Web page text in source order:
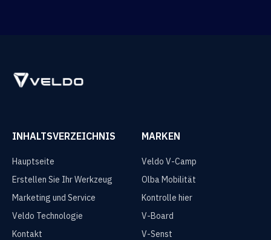
INHALTSVERZEICHNIS
Hauptseite
Erstellen Sie Ihr Werkzeug
Marketing und Service
Veldo Technologie
Kontakt
MARKEN
Veldo V-Camp
Olba Mobilität
Kontrolle hier
V-Board
V-Senst